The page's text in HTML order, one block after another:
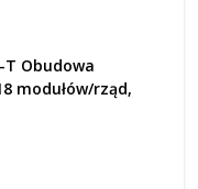
T Obudowa
modułów/rząd,